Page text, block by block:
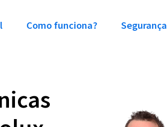
Como funciona? Segurança